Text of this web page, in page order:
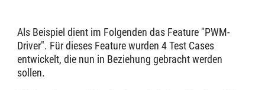
Als Beispiel dient im Folgenden das Feature "PWM-
Driver". Für dieses Feature wurden 4 Test Cases
entwickelt, die nun in Beziehung gebracht werden
sollen.